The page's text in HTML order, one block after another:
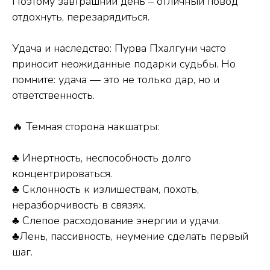
отдохнуть, перезарядиться.
Удача и наследство: Пурва Пхалгуни часто
приносит неожиданные подарки судьбы. Но
помните: удача — это не только дар, но и
ответственность.
🔥 Темная сторона накшатры:
♣️ Инертность, неспособность долго
концентрироваться.
♣️ Склонность к излишествам, похоть,
неразборчивость в связях.
♣️ Слепое расходование энергии и удачи.
♣️Лень, пассивность, неумение сделать первый
шаг.